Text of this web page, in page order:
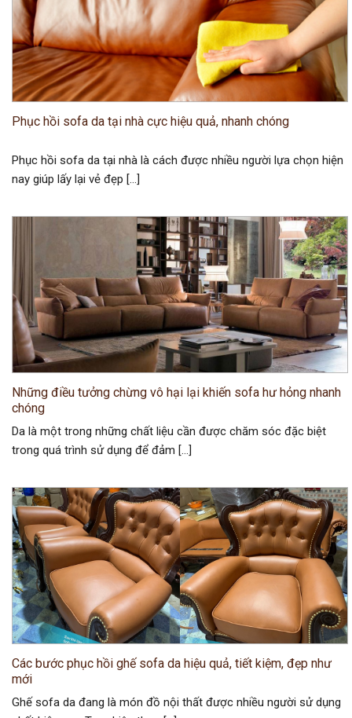
Phục hồi sofa da tại nhà cực hiệu quả, nhanh chóng
Phục hồi sofa da tại nhà là cách được nhiều người lựa chọn hiện
nay giúp lấy lại vẻ đẹp […]
Những điều tưởng chừng vô hại lại khiến sofa hư hỏng nhanh
chóng
Da là một trong những chất liệu cần được chăm sóc đặc biệt
trong quá trình sử dụng để đảm […]
Các bước phục hồi ghế sofa da hiệu quả, tiết kiệm, đẹp như
mới
Ghế sofa da đang là món đồ nội thất được nhiều người sử dụng